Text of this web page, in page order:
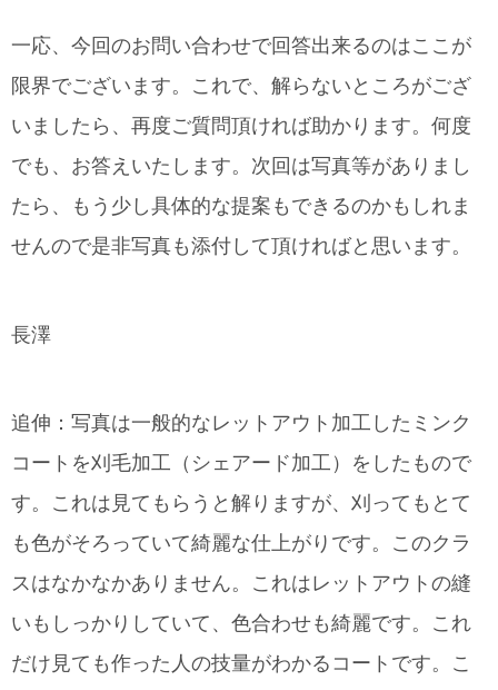
一応、今回のお問い合わせで回答出来るのはここが
限界でございます。これで、解らないところがござ
いましたら、再度ご質問頂ければ助かります。何度
でも、お答えいたします。次回は写真等がありまし
たら、もう少し具体的な提案もできるのかもしれま
せんので是非写真も添付して頂ければと思います。
長澤
追伸：写真は一般的なレットアウト加工したミンク
コートを刈毛加工（シェアード加工）をしたもので
す。これは見てもらうと解りますが、刈ってもとて
も色がそろっていて綺麗な仕上がりです。このクラ
スはなかなかありません。これはレットアウトの縫
いもしっかりしていて、色合わせも綺麗です。これ
だけ見ても作った人の技量がわかるコートです。こ